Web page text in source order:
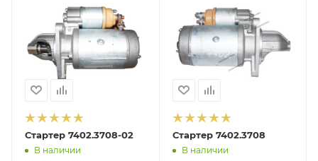
Стартер 7402.3708-02
В наличии
Стартер 7402.3708
В наличии